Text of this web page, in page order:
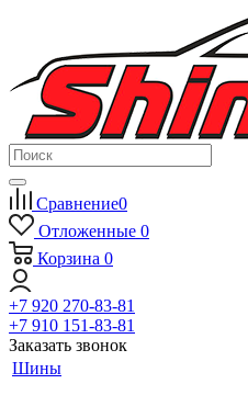
Сравнение0
Отложенные 0
Корзина 0
+7 920 270-83-81
+7 910 151-83-81
Заказать звонок
Шины